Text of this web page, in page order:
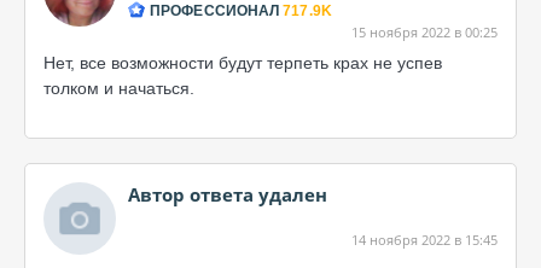
ПРОФЕССИОНАЛ 717.9K
15 ноября 2022 в 00:25
Нет, все возможности будут терпеть крах не успев
толком и начаться.
Автор ответа удален
14 ноября 2022 в 15:45